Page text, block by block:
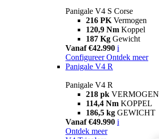
Panigale V4 S Corse
216 PK Vermogen
120,9 Nm Koppel
187 Kg Gewicht
Vanaf €42.990 i
Configureer Ontdek meer
Panigale V4 R
Panigale V4 R
218 pk VERMOGEN
114,4 Nm KOPPEL
186,5 kg GEWICHT
Vanaf €49.990 i
Ontdek meer